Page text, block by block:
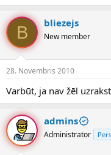
B bliezejs
New member
28. Novembris 2010
Varbūt, ja nav žēl
admins
Administrator